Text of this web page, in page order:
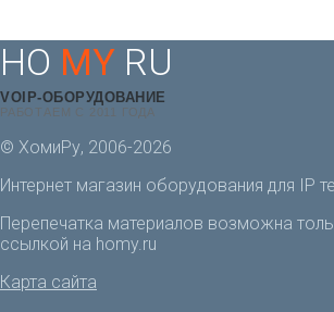
HO MY RU
VOIP-ОБОРУДОВАНИЕ
РАБОТАЕМ С 2011 ГОДА
© ХомиРу, 2006-2026
Интернет магазин оборудования для IP
Перепечатка материалов возможна
ссылкой на homy.ru
Карта сайта